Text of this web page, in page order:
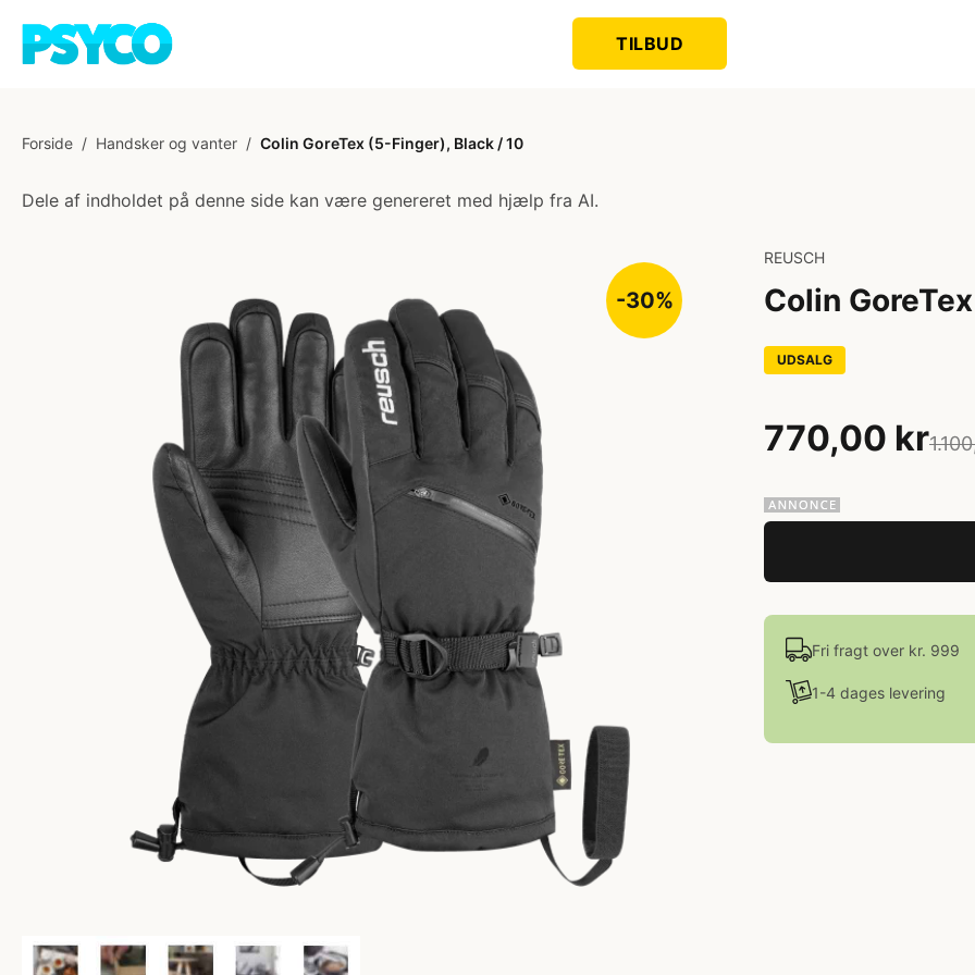
TILBUD
Forside / Handsker og vanter / Colin GoreTex (5-Finger), Black / 10
Dele af indholdet på denne side kan være genereret med hjælp fra AI.
-30%
REUSCH
Colin
UDSALG
770,00 kr
Fri fragt over kr. 999
1-4 dages levering